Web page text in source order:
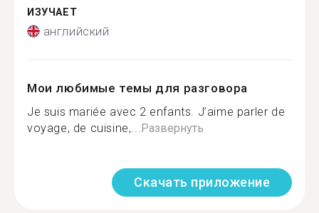
ИЗУЧАЕТ
английский
Мои любимые темы для разговора
Je suis mariée avec 2 enfants. J’aime parler de
voyage, de cuisine,... Развернуть
Скачать приложение